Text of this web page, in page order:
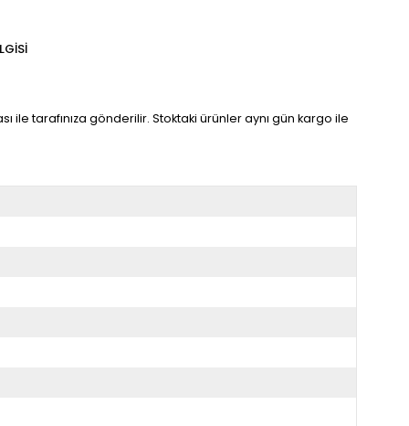
ile tarafınıza gönderilir. Stoktaki ürünler aynı gün kargo ile